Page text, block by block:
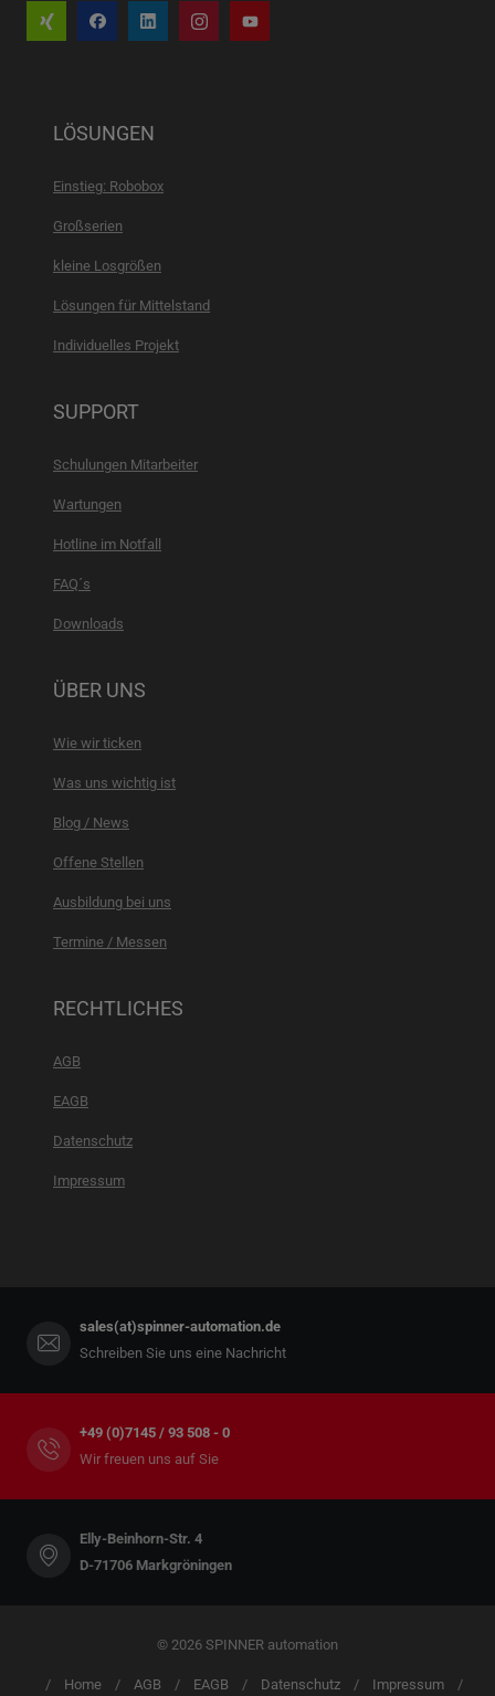
LÖSUNGEN
Einstieg: Robobox
Großserien
kleine Losgrößen
Lösungen für Mittelstand
Individuelles Projekt
SUPPORT
Schulungen Mitarbeiter
Wartungen
Hotline im Notfall
FAQ´s
Downloads
ÜBER UNS
Wie wir ticken
Was uns wichtig ist
Blog / News
Offene Stellen
Ausbildung bei uns
Termine / Messen
RECHTLICHES
AGB
EAGB
Datenschutz
Impressum
sales(at)spinner-automation.de
Schreiben Sie uns eine Nachricht
+49 (0)7145 / 93 508 - 0
Wir freuen uns auf Sie
Elly-Beinhorn-Str. 4
D-71706 Markgröningen
© 2026 SPINNER automation
Home AGB EAGB Datenschutz Impressum